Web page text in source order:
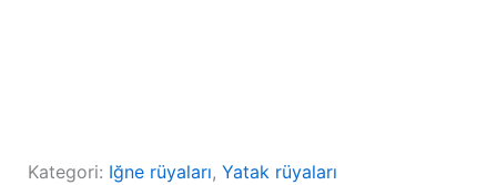
Kategori: Iğne rüyaları, Yatak rüyaları